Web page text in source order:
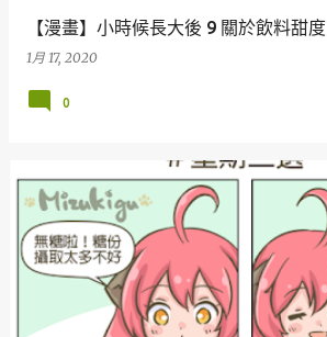
【漫畫】小時候長大後 9 關於飲料甜度
1月 17, 2020
0